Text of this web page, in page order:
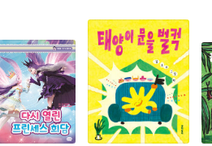
‘상상력’이었습니다. 건강한 상상력이야말
수많은 문제를 해결하는 열쇠이자, 아이
라고 믿기 때문이지요. 12년 전 김영진 작
펼쳐 볼 생각으로 〈나로와 펄럭이의 모험〉
이름이 ‘나로’인 것도 ‘나로 인해 세상이
하고 싶었기 때문이지요.